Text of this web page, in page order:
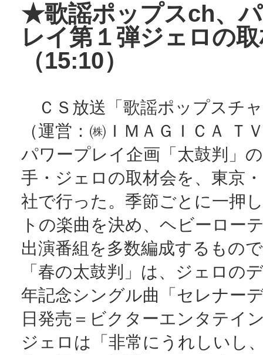
★歌謡ポップスch、
レイ第１弾ジェロの
（15:10）
ＣＳ放送「歌謡ポップスチ
（運営：㈱ＩＭＡＧＩＣＡ Ｔ
パワープレイ企画「太鼓判」
手・ジェロの取材会を、東京
社で行った。季節ごとに一押
トの楽曲を決め、ヘビーロー
出演番組を多数編成するもの
「春の太鼓判」は、ジェロの
年記念シングル曲「セレナー
日発売＝ビクターエンタテイ
ジェロは「非常にうれしいし